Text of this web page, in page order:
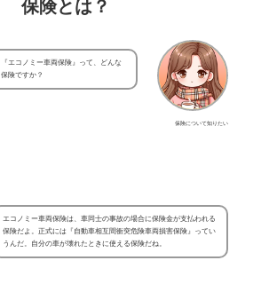
保険とは？
保険について知りたい
『エコノミー車両保険』って、どんな
保険ですか？
エコノミー車両保険は、車同士の事故の場合に保険金が支払われる
保険だよ。正式には『自動車相互間衝突危険車両損害保険』ってい
うんだ。自分の車が壊れたときに使える保険だね。